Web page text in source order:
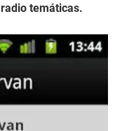
radio temáticas.